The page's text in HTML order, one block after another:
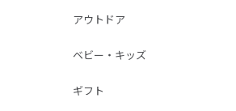
アウトドア
ベビー・キッズ
ギフト